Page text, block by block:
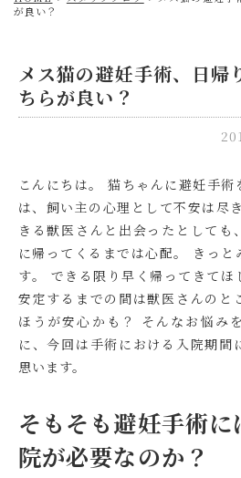
が良い？
メス猫の避妊手術、日帰
ちらが良い？
こんにちは。 猫ちゃんに避妊手
は、飼い主の心理として不安は尽
きる獣医さんと出会ったとしても
に帰ってくるまでは心配。 きっと
す。 できる限り早く帰ってきて
安定するまでの間は獣医さんのと
ほうが安心かも？ そんなお悩み
に、今回は手術における入院期間
思います。
そもそも避妊手術
院が必要なのか？